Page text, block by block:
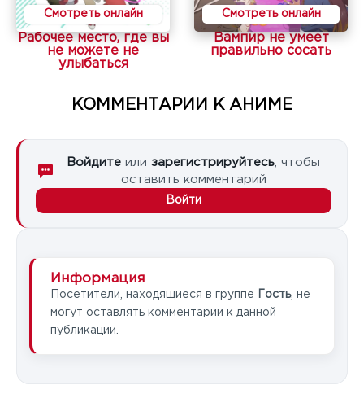
Смотреть онлайн
Рабочее место, где вы
не можете не
улыбаться
Смотреть онлайн
Вампир не умеет
правильно сосать
КОММЕНТАРИИ К АНИМЕ
Войдите или зарегистрируйтесь , чтобы
оставить комментарий
Войти
Информация
Посетители, находящиеся в группе Гость, не
могут оставлять комментарии к данной
публикации.